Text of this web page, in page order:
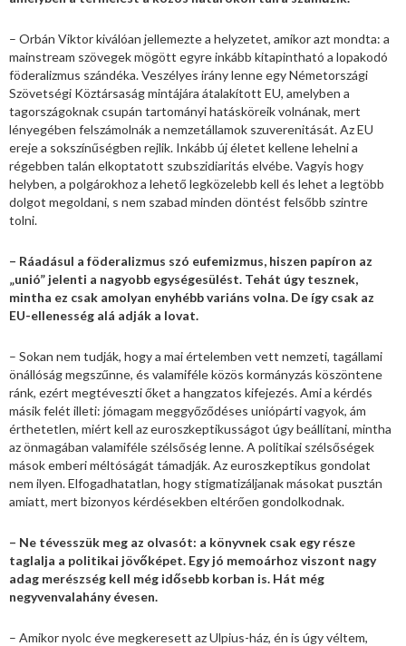
– Orbán Viktor kiválóan jellemezte a helyzetet, amikor azt mondta: a
mainstream szövegek mögött egyre inkább kitapintható a lopakodó
föderalizmus szándéka. Veszélyes irány lenne egy Németországi
Szövetségi Köztársaság mintájára átalakított EU, amelyben a
tagországoknak csupán tartományi hatásköreik volnának, mert
lényegében felszámolnák a nemzetállamok szuverenitását. Az EU
ereje a sokszínűségben rejlik. Inkább új életet kellene lehelni a
régebben talán elkoptatott szubszidiaritás elvébe. Vagyis hogy
helyben, a polgárokhoz a lehető legközelebb kell és lehet a legtöbb
dolgot megoldani, s nem szabad minden döntést felsőbb szintre
tolni.
– Ráadásul a föderalizmus szó eufemizmus, hiszen papíron az
„unió” jelenti a nagyobb egységesülést. Tehát úgy tesznek,
mintha ez csak amolyan enyhébb variáns volna. De így csak az
EU-ellenesség alá adják a lovat.
– Sokan nem tudják, hogy a mai értelemben vett nemzeti, tagállami
önállóság megszűnne, és valamiféle közös kormányzás köszöntene
ránk, ezért megtéveszti őket a hangzatos kifejezés. Ami a kérdés
másik felét illeti: jómagam meggyőződéses uniópárti vagyok, ám
érthetetlen, miért kell az euroszkeptikusságot úgy beállítani, mintha
az önmagában valamiféle szélsőség lenne. A politikai szélsőségek
mások emberi méltóságát támadják. Az euroszkeptikus gondolat
nem ilyen. Elfogadhatatlan, hogy stigmatizáljanak másokat pusztán
amiatt, mert bizonyos kérdésekben eltérően gondolkodnak.
– Ne tévesszük meg az olvasót: a könyvnek csak egy része
taglalja a politikai jövőképet. Egy jó memoárhoz viszont nagy
adag merészség kell még idősebb korban is. Hát még
negyvenvalahány évesen.
– Amikor nyolc éve megkeresett az Ulpius-ház, én is úgy véltem,